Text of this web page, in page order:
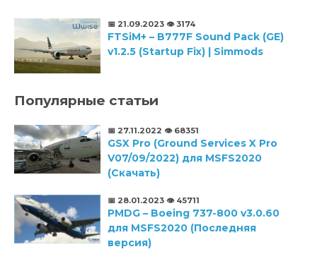
📅 21.09.2023 👁️ 3174
FTSiM+ – B777F Sound Pack (GE)
v1.2.5 (Startup Fix) | Simmods
Популярные статьи
📅 27.11.2022 👁️ 68351
GSX Pro (Ground Services X Pro
V07/09/2022) для MSFS2020
(Скачать)
📅 28.01.2023 👁️ 45711
PMDG – Boeing 737-800 v3.0.60
для MSFS2020 (Последняя
версия)